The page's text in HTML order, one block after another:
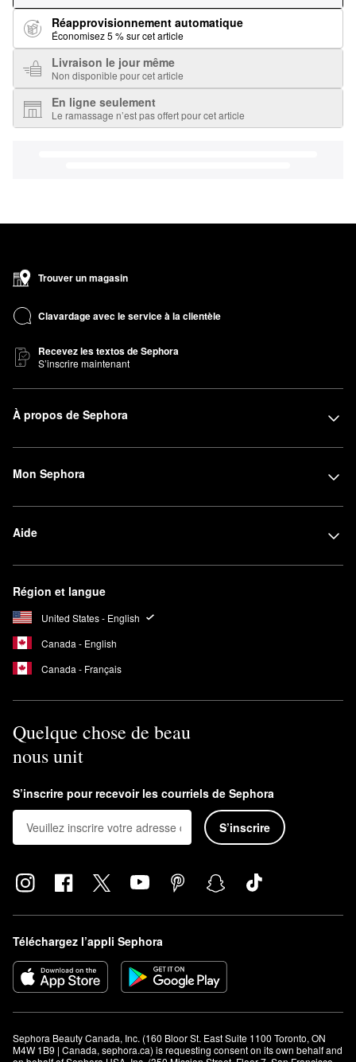
Réapprovisionnement automatique
Économisez 5 % sur cet article
Livraison le jour même
Non disponible pour cet article
En ligne seulement
Le ramassage n’est pas offert pour cet article
Trouver un magasin
Clavardage avec le service à la clientèle
Recevez les textos de Sephora
S’inscrire maintenant
À propos de Sephora
Mon Sephora
Aide
Région et langue
United States - English
Canada - English
Canada - Français
Quelque chose de beau
nous unit
S’inscrire pour recevoir les courriels de Sephora
S’inscrire
Téléchargez l’appli Sephora
Sephora Beauty Canada, Inc. (160 Bloor St. East Suite 1100 Toronto, ON
M4W 1B9 | Canada, sephora.ca) is requesting consent on its own behalf and